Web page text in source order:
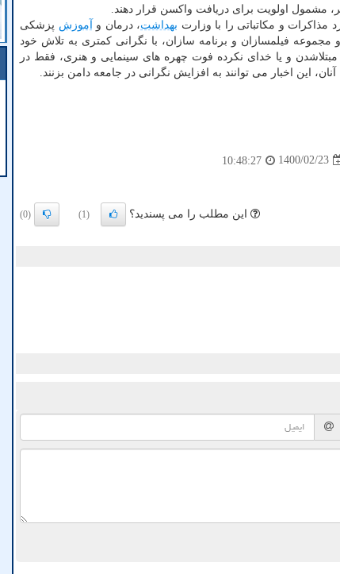
مشمول اولویت برای دریافت واکسن قرار دهند.
و مکاتباتی را با وزارت بهداشت، درمان و آموزش پزشکی
مجموعه فیلمسازان و برنامه سازان، با نگرانی کمتری به تلاش خود
مبتلاشدن و یا خدای نکرده فوت چهره های سینمایی و هنری، فقط در
این اخبار می توانند به افزایش نگرانی در جامعه دامن بزنند.
1400/02/23
10:48:27
این مطلب را می پسندید؟ (1)
(0)